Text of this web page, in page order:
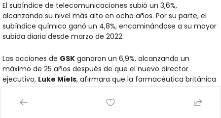
El subíndice de telecomunicaciones subió un 3,6%,
alcanzando su nivel más alto en ocho años. Por su parte, el
subíndice químico ganó un 4,8%, encaminándose a su mayor
subida diaria desde marzo de 2022.
Las acciones de GSK ganaron un 6,9%, alcanzando un
máximo de 25 años después de que el nuevo director
ejecutivo, Luke Miels, afirmara que la farmacéutica británica
buscará elevar el crecimiento de las ventas y acelerar el
trabajo en nuevos medicamentos. "Los números son lo